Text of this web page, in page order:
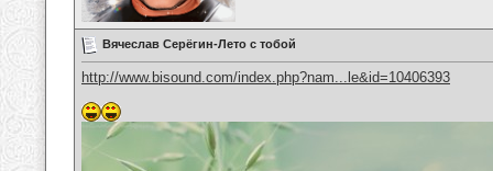
Вячеслав Серёгин-Лето с тобой
http://www.bisound.com/index.php?nam...le&id=10406393